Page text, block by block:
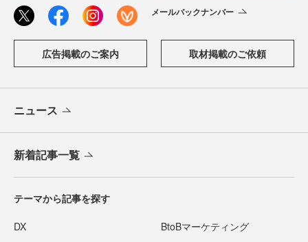
メールバックナンバー
広告掲載のご案内 取材掲載のご依頼
ニュース
新着記事一覧
テーマから記事を探す
DX BtoBマーケティング